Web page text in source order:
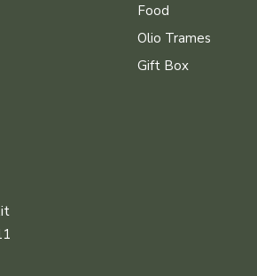
Food
Olio Trames
Gift Box